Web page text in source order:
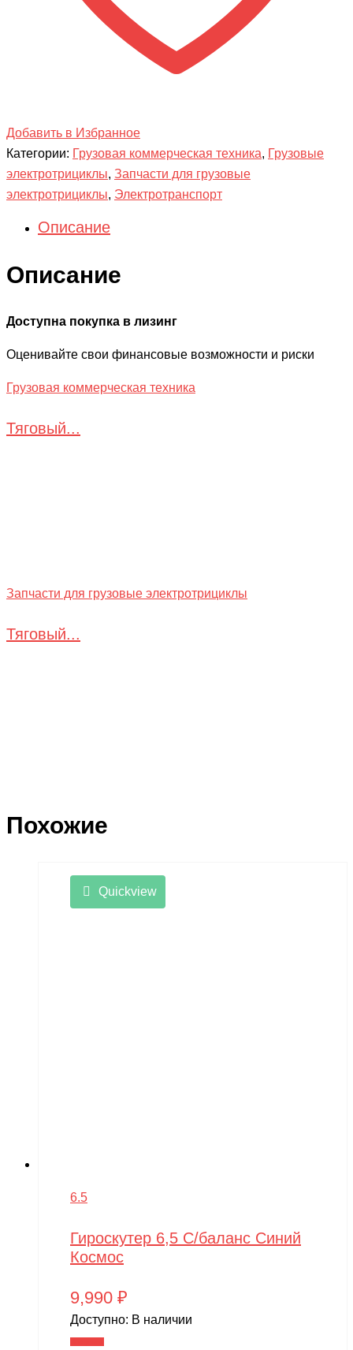
Добавить в Избранное
Категории: Грузовая коммерческая техника, Грузовые
электротрициклы, Запчасти для грузовые
электротрициклы, Электротранспорт
Описание
Описание
Доступна покупка в лизинг
Оценивайте свои финансовые возможности и риски
Грузовая коммерческая техника
Тяговый...
Запчасти для грузовые электротрициклы
Тяговый...
Похожие
Quickview
6.5
Гироскутер 6,5 С/баланс Синий
Космос
9,990 ₽
Доступно: В наличии